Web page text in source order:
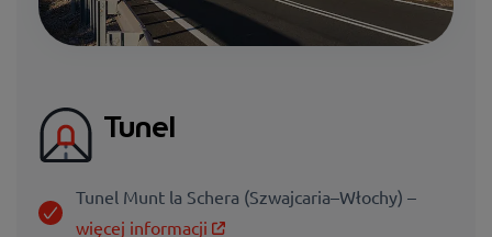
Tunel
Tunel Munt la Schera (Szwajcaria–Włochy) –
więcej informacji